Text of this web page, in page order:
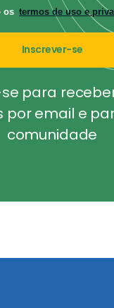
os termos de uso e
Inscrever-se
para
por email e
comunidade